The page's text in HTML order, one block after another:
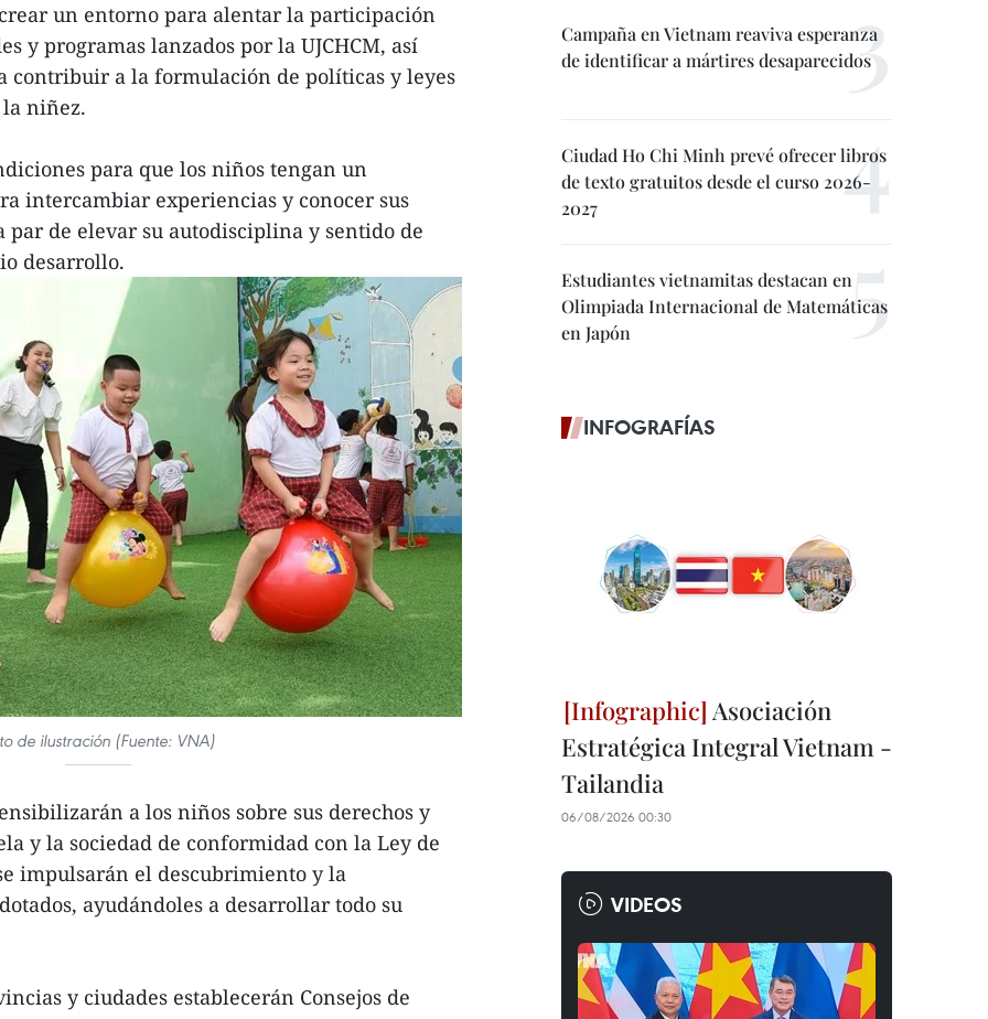
un entorno para alentar la participación
y programas lanzados por la UJCHCM, así
contribuir a la formulación de políticas y leyes
niñez.
para que los niños tengan un
intercambiar experiencias y conocer sus
par de elevar su autodisciplina y sentido de
desarrollo.
de ilustración (Fuente: VNA)
a los niños sobre sus derechos y
y la sociedad de conformidad con la Ley de
impulsarán el descubrimiento y la
ayudándoles a desarrollar todo su
y ciudades establecerán Consejos de
Campaña en Vietnam reaviva esperanza
de identificar a mártires desaparecidos
Ciudad Ho Chi Minh prevé ofrecer libros
de texto gratuitos desde el curso 2026-
2027
Estudiantes vietnamitas destacan en
Olimpiada Internacional de Matemáticas
en Japón
INFOGRAFÍAS
Asociación
Estratégica Integral Vietnam -
Tailandia
06/08/2026 00:30
VIDEOS